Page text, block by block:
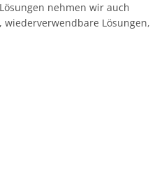
nehmen wir auch
Lösungen,